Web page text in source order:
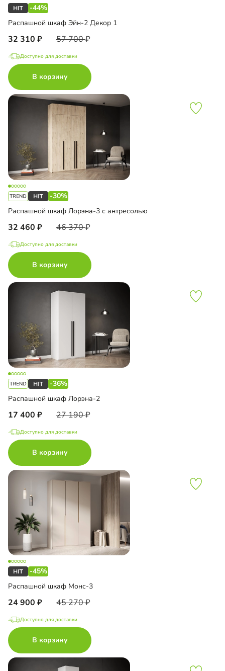
-44%
Распашной шкаф Эйн-2 Декор 1
32 310 57 700
Доступно для доставки
В корзину
-30%
Распашной шкаф Лорэна-3 с антресолью
32 460 46 370
Доступно для доставки
В корзину
-36%
Распашной шкаф Лорэна-2
17 400 27 190
Доступно для доставки
В корзину
-45%
Распашной шкаф Монс-3
24 900 45 270
Доступно для доставки
В корзину